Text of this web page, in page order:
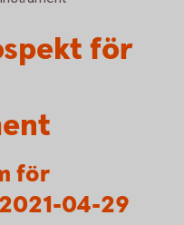
för
för
04-29